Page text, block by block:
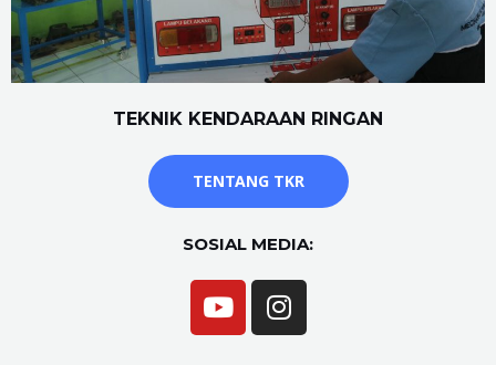
TEKNIK KENDARAAN RINGAN
TENTANG TKR
SOSIAL MEDIA: